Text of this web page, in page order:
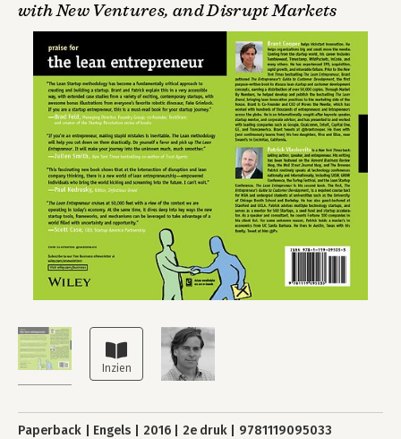
with New Ventures, and Disrupt Markets
Paperback Engels 2016 2e druk 9781119095033